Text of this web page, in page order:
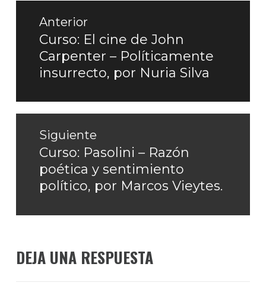
Navegación
entradas
Anterior
Entrada
anterior:
Curso: El cine de John
Carpenter – Políticamente
insurrecto, por Nuria Silva
Siguiente
Entrada
siguiente:
Curso: Pasolini – Razón
poética y sentimiento
político, por Marcos Vieytes.
DEJA UNA RESPUESTA